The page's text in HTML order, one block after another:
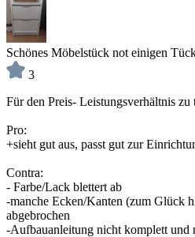
Schönes Möbelstück not einigen
3
Für den Preis- Leistungsverhältnis zu
Pro:
+sieht gut aus, passt gut zur
Contra:
- Farbe/Lack blettert ab
-manche Ecken/Kanten (zum Glück
abgebrochen
-Aufbauanleitung nicht komplett und